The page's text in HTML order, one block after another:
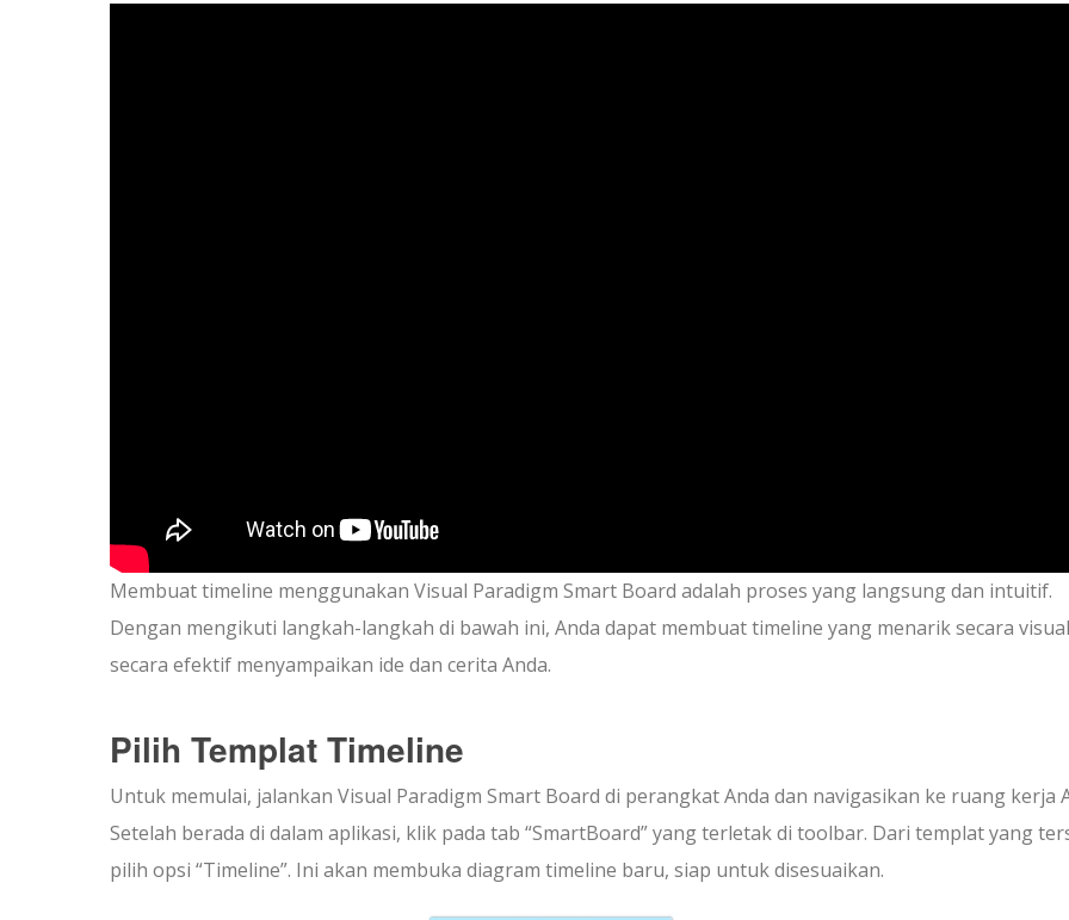
Membuat timeline menggunakan Visual Paradigm Smart Board adalah proses yang langsung dan intuitif.
Dengan mengikuti langkah-langkah di bawah ini, Anda dapat membuat timeline yang menarik secara
secara efektif menyampaikan ide dan cerita Anda.
Pilih Templat Timeline
Untuk memulai, jalankan Visual Paradigm Smart Board di perangkat Anda dan navigasikan ke ruang kerja
Setelah berada di dalam aplikasi, klik pada tab “SmartBoard” yang terletak di toolbar. Dari templat yang
pilih opsi “Timeline”. Ini akan membuka diagram timeline baru, siap untuk disesuaikan.